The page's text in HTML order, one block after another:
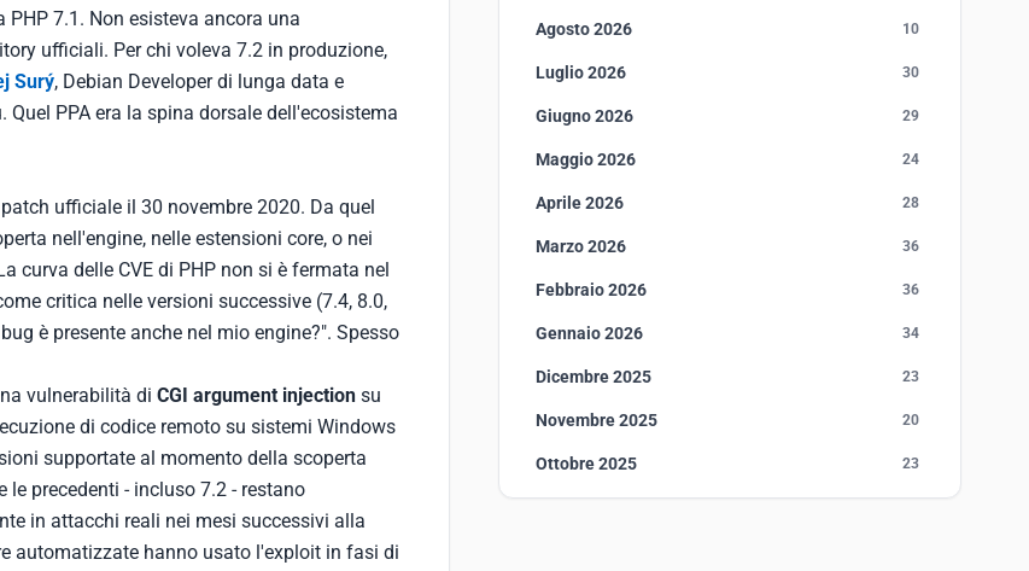
7.1. Non esisteva ancora una
ufficiali. Per chi voleva 7.2 in produzione,
Surý, Debian Developer di lunga data e
PPA era la spina dorsale dell'ecosistema
ufficiale il 30 novembre 2020. Da quel
nell'engine, nelle estensioni core, o nei
curva delle CVE di PHP non si è fermata nel
critica nelle versioni successive (7.4, 8.0,
è presente anche nel mio engine?". Spesso
vulnerabilità di CGI argument injection su
di codice remoto su sistemi Windows
supportate al momento della scoperta
le precedenti - incluso 7.2 - restano
in attacchi reali nei mesi successivi alla
automatizzate hanno usato l'exploit in fasi di
Agosto 2026 10
Luglio 2026 30
Giugno 2026 29
Maggio 2026 24
Aprile 2026 28
Marzo 2026 36
Febbraio 2026 36
Gennaio 2026 34
Dicembre 2025 23
Novembre 2025 20
Ottobre 2025 23